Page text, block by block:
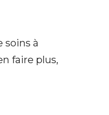
soins à
faire plus,